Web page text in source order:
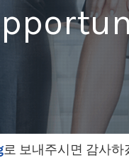
로 보내주시면 감사하